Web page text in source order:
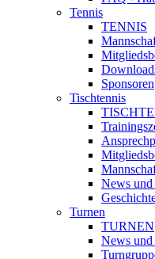
Tennis
TENNIS
Sponsoren
Tischtennis
News
Turnen
TURNEN
News